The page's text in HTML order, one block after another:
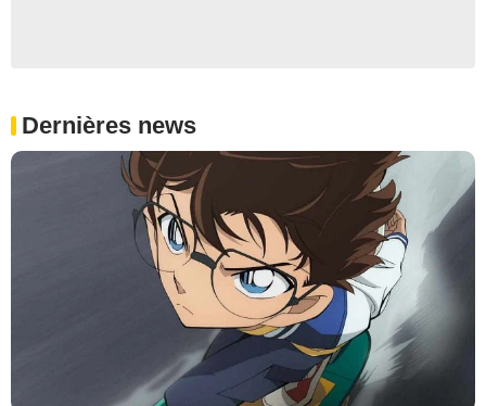
Dernières news